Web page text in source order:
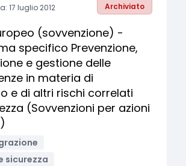
17 luglio 2012 Archiviato
(sovvenzione) -
specifico Prevenzione,
e gestione delle
in materia di
e di altri rischi correlati
(Sovvenzioni per azioni
sicurezza